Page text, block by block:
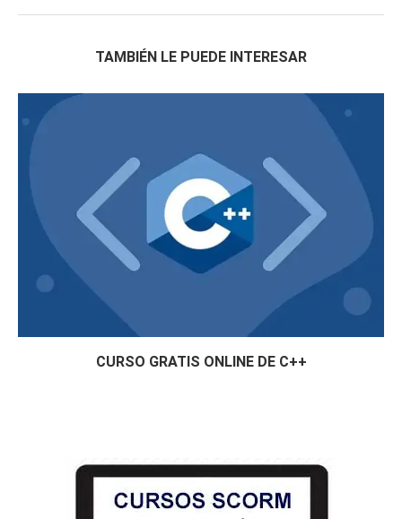
TAMBIÉN LE PUEDE INTERESAR
CURSO GRATIS ONLINE DE C++